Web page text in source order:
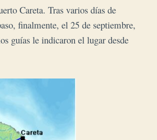
Careta. Tras varios días de
finalmente, el 25 de septiembre,
guías le indicaron el lugar desde